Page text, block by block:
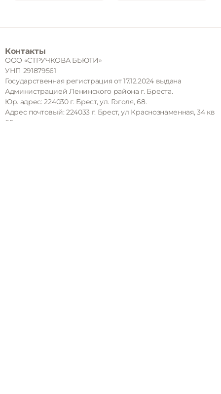
Контакты
ООО «СТРУЧКОВА БЬЮТИ»
УНП 291879561
Государственная регистрация от 17.12.2024 выдана
Администрацией Ленинского района г. Бреста.
Юр. адрес: 224030 г. Брест, ул. Гоголя, 68.
Адрес почтовый: 224033 г. Брест, ул Краснознаменная, 34 кв
65.